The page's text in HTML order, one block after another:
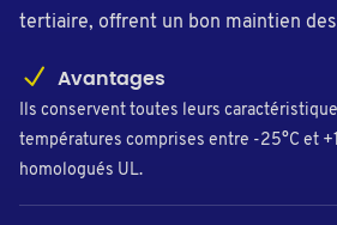
tertiaire, offrent un bon maintien
Avantages
Ils conservent toutes leurs
températures comprises entre -25°C et
homologués UL.